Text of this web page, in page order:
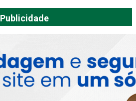
Publicidade